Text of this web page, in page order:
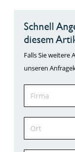
Schnell
diesem
Falls Sie weitere
unseren